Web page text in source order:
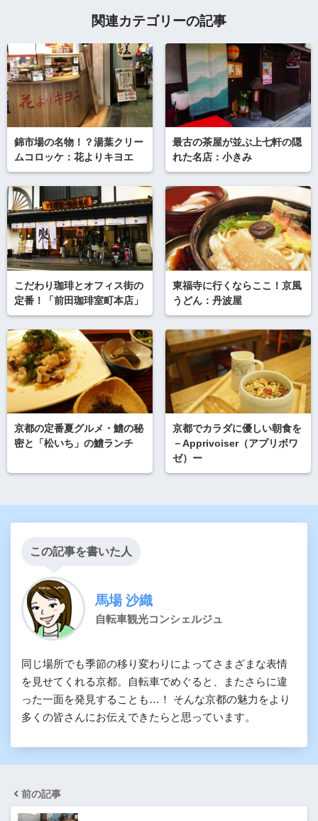
関連カテゴリーの記事
錦市場の名物！？湯葉クリー
ムコロッケ：花よりキヨエ
最古の茶屋が並ぶ上七軒の隠
れた名店：小きみ
こだわり珈琲とオフィス街の
定番！「前田珈琲室町本店」
東福寺に行くならここ！京風
うどん：丹波屋
京都の定番夏グルメ・鱧の秘
密と「松いち」の鱧ランチ
京都でカラダに優しい朝食を
－Apprivoiser（アプリボワ
ゼ）ー
この記事を書いた人
馬場 沙織
自転車観光コンシェルジュ
同じ場所でも季節の移り変わりによってさまざまな表情
を見せてくれる京都。自転車でめぐると、またさらに違
った一面を発見することも…！ そんな京都の魅力をより
多くの皆さんにお伝えできたらと思っています。
前の記事